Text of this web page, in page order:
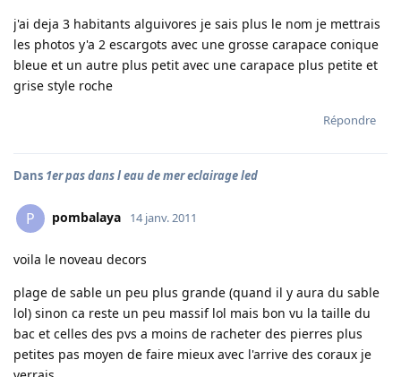
j'ai deja 3 habitants alguivores je sais plus le nom je mettrais
les photos y'a 2 escargots avec une grosse carapace conique
bleue et un autre plus petit avec une carapace plus petite et
grise style roche
Répondre
Dans 1er pas dans l eau de mer eclairage led
P pombalaya 14 janv. 2011
voila le noveau decors
plage de sable un peu plus grande (quand il y aura du sable
lol) sinon ca reste un peu massif lol mais bon vu la taille du
bac et celles des pvs a moins de racheter des pierres plus
petites pas moyen de faire mieux avec l'arrive des coraux je